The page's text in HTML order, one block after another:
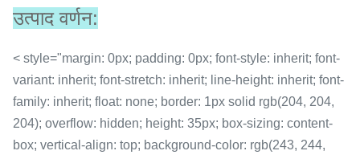
उत्पाद वर्णन:
< style="margin: 0px; padding: 0px; font-style: inherit; font-
variant: inherit; font-stretch: inherit; line-height: inherit; font-
family: inherit; float: none; border: 1px solid rgb(204, 204,
204); overflow: hidden; height: 35px; box-sizing: content-
box; vertical-align: top; background-color: rgb(243, 244,